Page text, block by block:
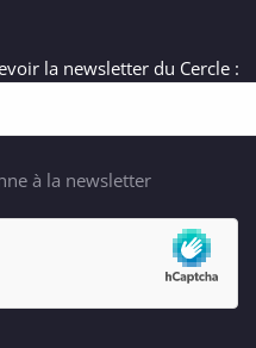
la newsletter du Cercle :
à la newsletter